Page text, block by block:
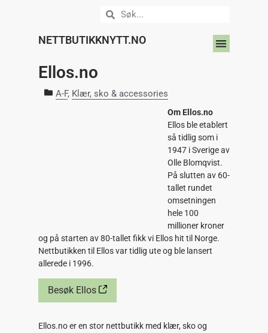
NETTBUTIKKNYTT.NO
Ellos.no
A-F, Klær, sko & accessories
Om Ellos.no
Ellos ble etablert
så tidlig som i
1947 i Sverige av
Olle Blomqvist.
På slutten av 60-
tallet rundet
omsetningen
hele 100
millioner kroner
og på starten av 80-tallet fikk vi Ellos hit til Norge.
Nettbutikken til Ellos var tidlig ute og ble lansert
allerede i 1996.
Besøk Ellos
Ellos.no er en stor nettbutikk med klær, sko og